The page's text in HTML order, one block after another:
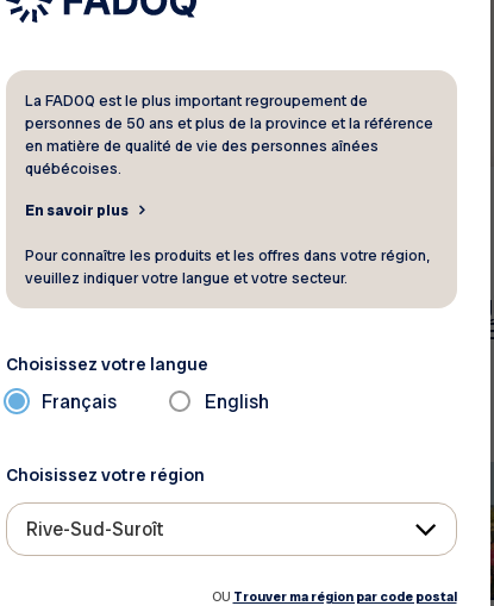
- 24 septembre
FADOQ
26 septembre 2026
Équipe FADOQ -
Laval - Tour de rein
Laval
La FADOQ est le plus important regroupement de
personnes de 50 ans et plus de la province et la référence
en matière de qualité de vie des personnes aînées
québécoises.
En savoir plus
Pour connaître les produits et les offres dans votre région,
veuillez indiquer votre langue et votre secteur.
Choisissez votre langue
Français English
Choisissez votre région
Rive-Sud-Suroît
OU Trouver ma région par code postal